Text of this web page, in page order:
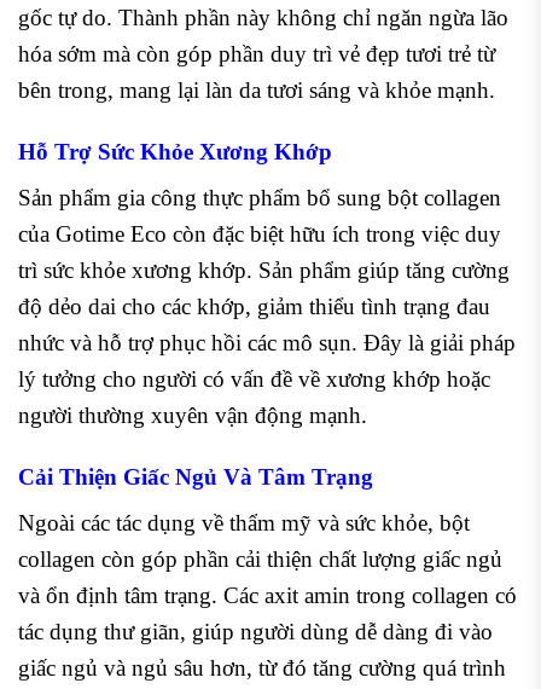
gốc tự do. Thành phần này không chỉ ngăn ngừa lão
hóa sớm mà còn góp phần duy trì vẻ đẹp tươi trẻ từ
bên trong, mang lại làn da tươi sáng và khỏe mạnh.
Hỗ Trợ Sức Khỏe Xương Khớp
Sản phẩm gia công thực phẩm bổ sung bột collagen
của Gotime Eco còn đặc biệt hữu ích trong việc duy
trì sức khỏe xương khớp. Sản phẩm giúp tăng cường
độ dẻo dai cho các khớp, giảm thiểu tình trạng đau
nhức và hỗ trợ phục hồi các mô sụn. Đây là giải pháp
lý tưởng cho người có vấn đề về xương khớp hoặc
người thường xuyên vận động mạnh.
Cải Thiện Giấc Ngủ Và Tâm Trạng
Ngoài các tác dụng về thẩm mỹ và sức khỏe, bột
collagen còn góp phần cải thiện chất lượng giấc ngủ
và ổn định tâm trạng. Các axit amin trong collagen có
tác dụng thư giãn, giúp người dùng dễ dàng đi vào
giấc ngủ và ngủ sâu hơn, từ đó tăng cường quá trình